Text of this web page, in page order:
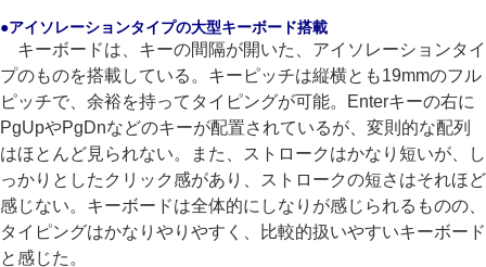
●アイソレーションタイプの大型キーボード搭載
キーボードは、キーの間隔が開いた、アイソレーションタイ
プのものを搭載している。キーピッチは縦横とも19mmのフル
ピッチで、余裕を持ってタイピングが可能。Enterキーの右に
PgUpやPgDnなどのキーが配置されているが、変則的な配列
はほとんど見られない。また、ストロークはかなり短いが、し
っかりとしたクリック感があり、ストロークの短さはそれほど
感じない。キーボードは全体的にしなりが感じられるものの、
タイピングはかなりやりやすく、比較的扱いやすいキーボード
と感じた。